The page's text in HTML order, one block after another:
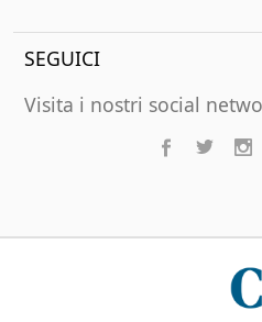
SEGUICI
Visita i nostri social